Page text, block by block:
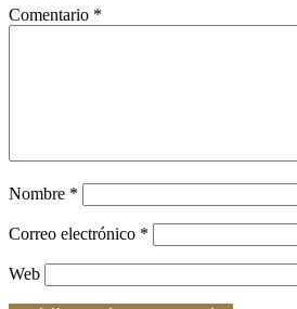
Comentario *
Nombre *
Correo electrónico *
Web